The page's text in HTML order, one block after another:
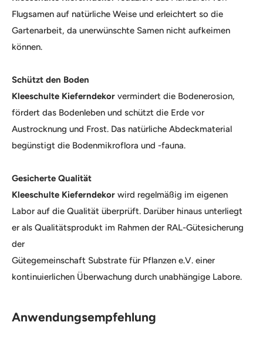
Flugsamen auf natürliche Weise und erleichtert so die
Gartenarbeit, da unerwünschte Samen nicht aufkeimen
können.
Schützt den Boden
Kleeschulte Kieferndekor vermindert die Bodenerosion,
fördert das Bodenleben und schützt die Erde vor
Austrocknung und Frost. Das natürliche Abdeckmaterial
begünstigt die Bodenmikroflora und -fauna.
Gesicherte Qualität
Kleeschulte Kieferndekor wird regelmäßig im eigenen
Labor auf die Qualität überprüft. Darüber hinaus unterliegt
er als Qualitätsprodukt im Rahmen der RAL-Gütesicherung
der
Gütegemeinschaft Substrate für Pflanzen e.V. einer
kontinuierlichen Überwachung durch unabhängige Labore.
Anwendungsempfehlung